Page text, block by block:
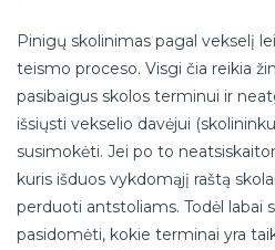
Pinigų skolinimas pagal vekselį
teismo proceso. Visgi čia reikia
pasibaigus skolos terminui ir
išsiųsti vekselio davėjui
susimokėti. Jei po to
kuris išduos vykdomąjį raštą
perduoti antstoliams. Todėl labai
pasidomėti, kokie terminai yra